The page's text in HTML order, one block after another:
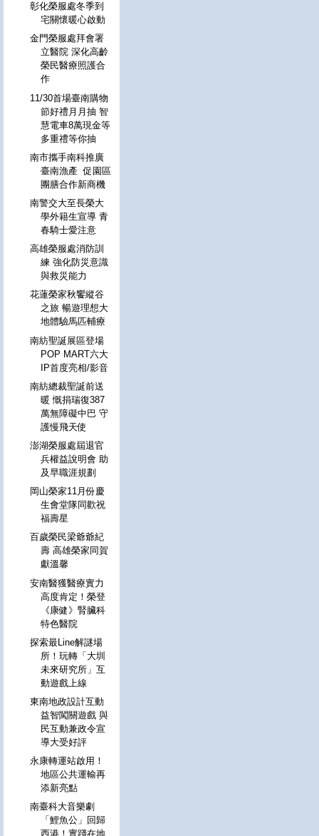
彰化榮服處冬季到
宅關懷暖心啟動
金門榮服處拜會署
立醫院 深化高齡
榮民醫療照護合
作
11/30首場臺南購物
節好禮月月抽 智
慧電車8萬現金等
多重禮等你抽
南市攜手南科推廣
臺南漁產 促園區
團膳合作新商機
南警交大至長榮大
學外籍生宣導 青
春騎士愛注意
高雄榮服處消防訓
練 強化防災意識
與救災能力
花蓮榮家秋饗縱谷
之旅 暢遊理想大
地體驗馬匹輔療
南紡聖誕展區登場
POP MART六大
IP首度亮相/影音
南紡總裁聖誕前送
暖 慨捐瑞復387
萬無障礙中巴 守
護慢飛天使
澎湖榮服處屆退官
兵權益說明會 助
及早職涯規劃
岡山榮家11月份慶
生會堂隊同歡祝
福壽星
百歲榮民梁爺爺紀
壽 高雄榮家同賀
獻溫馨
安南醫獲醫療實力
高度肯定！榮登
《康健》腎臟科
特色醫院
探索最Line解謎場
所！玩轉「大圳
未來研究所」互
動遊戲上線
東南地政設計互動
益智闖關遊戲 與
民互動兼政令宣
導大受好評
永康轉運站啟用！
地區公共運輸再
添新亮點
南臺科大音樂劇
「鯉魚公」回歸
西港！實踐在地